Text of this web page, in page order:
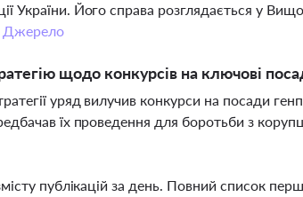
України. Його справа розглядається у
Джерело
щодо конкурсів на ключові
уряд вилучив конкурси на посади
їх проведення для боротьби з
публікацій за день. Повний список